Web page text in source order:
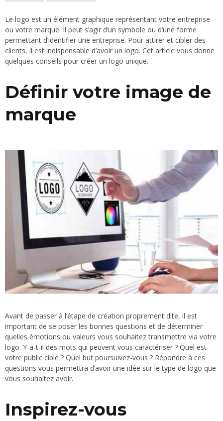
Le logo est un élément graphique représentant votre entreprise
ou votre marque. Il peut s’agir d’un symbole ou d’une forme
permettant d’identifier une entreprise. Pour attirer et cibler des
clients, il est indispensable d’avoir un logo. Cet article vous donne
quelques conseils pour créer un logo unique.
Définir votre image de
marque
Avant de passer à l’étape de création proprement dite, il est
important de se poser les bonnes questions et de déterminer
quelles émotions ou valeurs vous souhaitez transmettre via votre
logo. Y-a-t-il des mots qui peuvent vous caractériser ? Quel est
votre public cible ? Quel but poursuivez-vous ? Répondre à ces
questions vous permettra d’avoir une idée sur le type de logo que
vous souhaitez avoir.
Inspirez-vous